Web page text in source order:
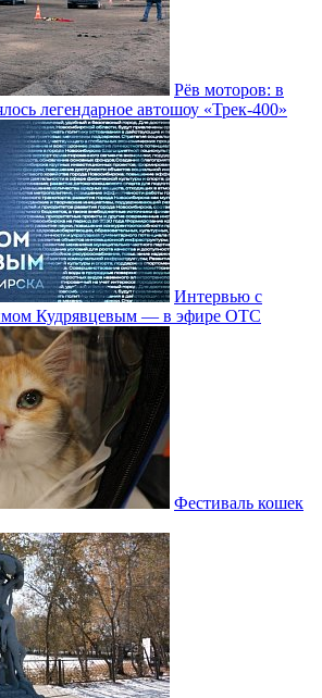
Рёв моторов: в
легендарное автошоу «Трек-400»
Интервью с
Кудрявцевым — в эфире ОТС
Фестиваль кошек